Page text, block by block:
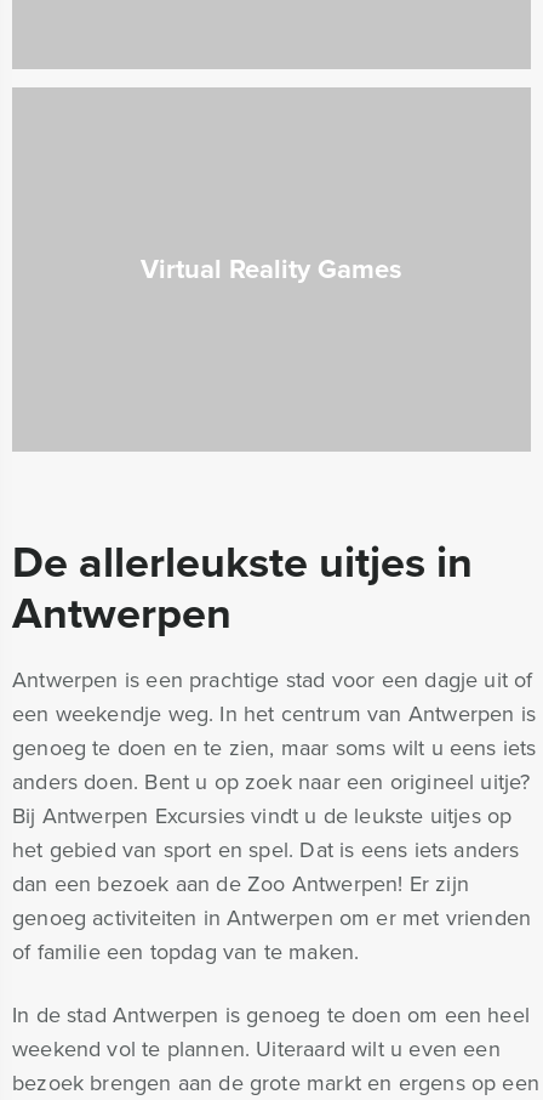
Virtual Reality Games
De allerleukste uitjes in
Antwerpen
Antwerpen is een prachtige stad voor een dagje uit of
een weekendje weg. In het centrum van Antwerpen is
genoeg te doen en te zien, maar soms wilt u eens iets
anders doen. Bent u op zoek naar een origineel uitje?
Bij Antwerpen Excursies vindt u de leukste uitjes op
het gebied van sport en spel. Dat is eens iets anders
dan een bezoek aan de Zoo Antwerpen! Er zijn
genoeg activiteiten in Antwerpen om er met vrienden
of familie een topdag van te maken.
In de stad Antwerpen is genoeg te doen om een heel
weekend vol te plannen. Uiteraard wilt u even een
bezoek brengen aan de grote markt en ergens op een